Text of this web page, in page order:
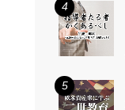
4
5